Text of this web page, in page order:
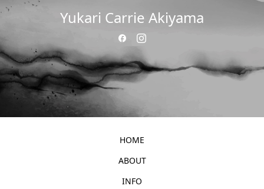
Yukari Carrie Akiyama
HOME
ABOUT
INFO